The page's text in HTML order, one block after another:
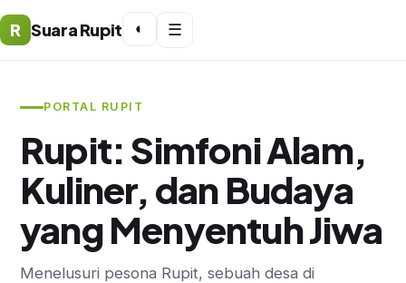
R Suara Rupit ◐ ☰
PORTAL RUPIT
Rupit: Simfoni Alam,
Kuliner, dan Budaya
yang Menyentuh Jiwa
Menelusuri pesona Rupit, sebuah desa di